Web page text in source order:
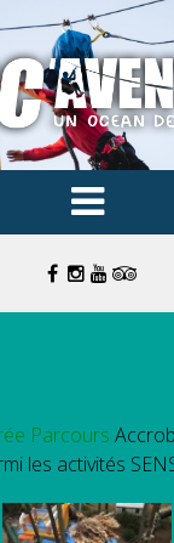
Parcours
les activités